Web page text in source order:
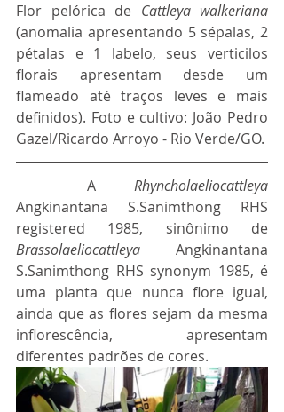
Flor pelórica de Cattleya walkeriana
(anomalia apresentando 5 sépalas, 2
pétalas e 1 labelo, seus verticilos
florais apresentam desde um
flameado até traços leves e mais
definidos). Foto e cultivo: João Pedro
Gazel/Ricardo Arroyo - Rio Verde/GO.
A
Rhyncholaeliocattleya
Angkinantana S.Sanimthong RHS
Brassolaeliocattleya Angkinantana
S.Sanimthong RHS synonym 1985, é
uma planta que nunca flore igual,
ainda que as flores sejam da mesma
inflorescência, apresentam
diferentes padrões de cores.